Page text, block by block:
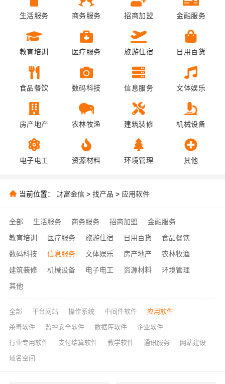
生活服务 商务服务 招商加盟 金融服务
教育培训 医疗服务 旅游住宿 日用百货
食品餐饮 数码科技 信息服务 文体娱乐
房产地产 农林牧渔 建筑装修 机械设备
电子电工 资源材料 环境管理 其他
当前位置： 财富金信 > 找产品 > 应用软件
全部 生活服务 商务服务 招商加盟
金融服务
教育培训
医疗服务 旅游住宿 日用百货
食品餐饮
数码科技
信息服务 文体娱乐 房产地产
农林牧渔
建筑装修
机械设备 电子电工 资源材料
环境管理
其他
全部 平台网站 操作系统 中间件软件 应用软件
杀毒软件 监控安全软件 数据库软件 企业软件
行业专用软件 支付结算软件 教学软件 通讯服务 网站建设
域名空间